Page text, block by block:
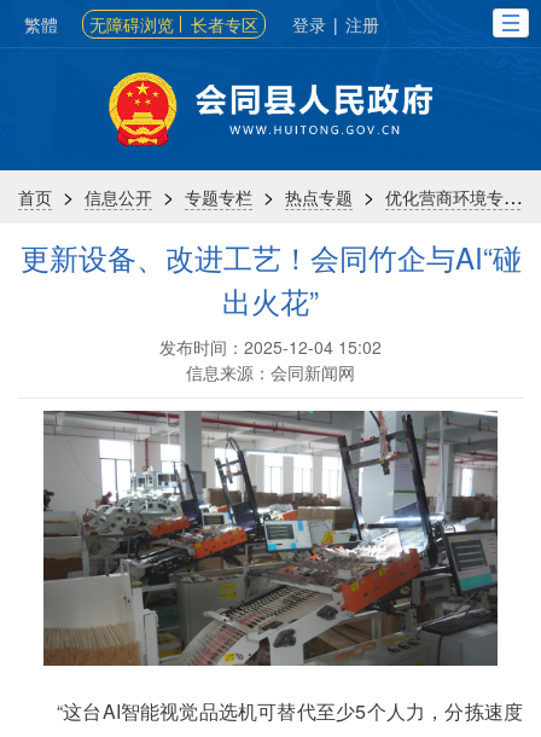
繁體 无障碍浏览 长者专区 登录 | 注册
首页 > 信息公开 > 专题专栏 > 热点专题 > 优化营商环境专栏
更新设备、改进工艺！会同竹企与AI“碰
出火花”
发布时间：2025-12-04 15:02
信息来源：会同新闻网
“这台AI智能视觉品选机可替代至少5个人力，分拣速度